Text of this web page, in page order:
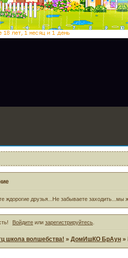
ждорогие друзья...Не забываете заходить...мы
Войдите или зарегистрируйтесь
школа волшебства! » ДомИшКО БрАун »